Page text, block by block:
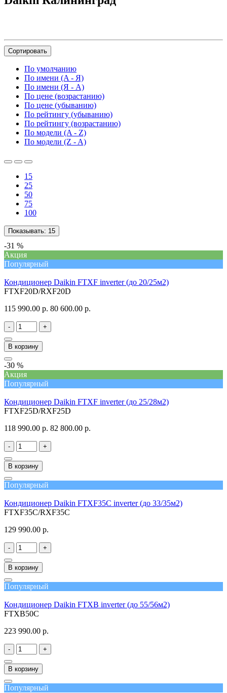
Сортировать
По умолчанию
По имени (A - Я)
По имени (Я - A)
По цене (возрастанию)
По цене (убыванию)
По рейтингу (убыванию)
По рейтингу (возрастанию)
По модели (A - Z)
По модели (Z - A)
15
25
50
75
100
Показывать: 15
-31 %
Акция
Популярный
Кондиционер Daikin FTXF inverter (до 20/25м2)
FTXF20D/RXF20D
115 990.00 р. 80 600.00 р.
- +
В корзину
-30 %
Акция
Популярный
Кондиционер Daikin FTXF inverter (до 25/28м2)
FTXF25D/RXF25D
118 990.00 р. 82 800.00 р.
- +
В корзину
Популярный
Кондиционер Daikin FTXF35C inverter (до 33/35м2)
FTXF35C/RXF35C
129 990.00 р.
- +
В корзину
Популярный
Кондиционер Daikin FTXB inverter (до 55/56м2)
FTXB50C
223 990.00 р.
- +
В корзину
Популярный